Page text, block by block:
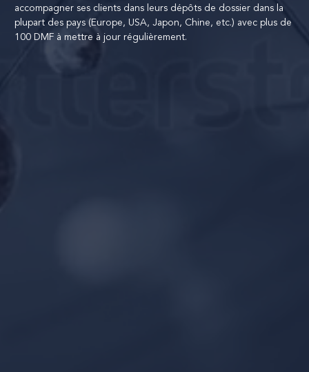
accompagner ses clients dans leurs dépôts de dossier dans la
plupart des pays (Europe, USA, Japon, Chine, etc.) avec plus de
100 DMF à mettre à jour régulièrement.